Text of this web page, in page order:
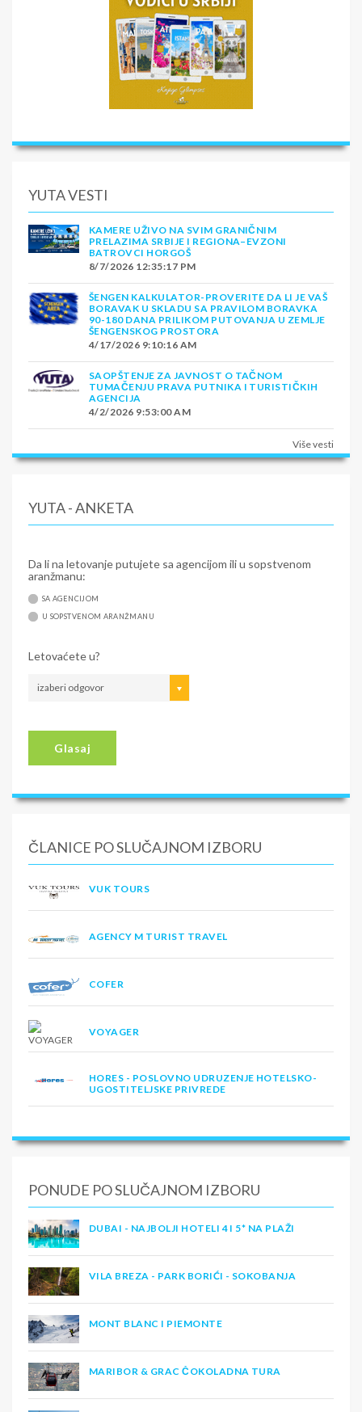
YUTA VESTI
KAMERE UŽIVO NA SVIM GRANIČNIM
PRELAZIMA SRBIJE I REGIONA–EVZONI
BATROVCI HORGOŠ
8/7/2026 12:35:17 PM
ŠENGEN KALKULATOR-PROVERITE DA LI JE VAŠ
BORAVAK U SKLADU SA PRAVILOM BORAVKA
90-180 DANA PRILIKOM PUTOVANJA U ZEMLJE
ŠENGENSKOG PROSTORA
4/17/2026 9:10:16 AM
SAOPŠTENJE ZA JAVNOST O TAČNOM
TUMAČENJU PRAVA PUTNIKA I TURISTIČKIH
AGENCIJA
4/2/2026 9:53:00 AM
Više vesti
YUTA - ANKETA
Da li na letovanje putujete sa agencijom ili u sopstvenom
aranžmanu:
SA AGENCIJOM
U SOPSTVENOM ARANŽMANU
Letovaćete u?
izaberi odgovor
Glasaj
ČLANICE PO SLUČAJNOM IZBORU
VUK TOURS
AGENCY M TURIST TRAVEL
COFER
VOYAGER
HORES - POSLOVNO UDRUZENJE HOTELSKO-
UGOSTITELJSKE PRIVREDE
PONUDE PO SLUČAJNOM IZBORU
DUBAI - NAJBOLJI HOTELI 4 I 5* NA PLAŽI
VILA BREZA - PARK BORIĆI - SOKOBANJA
MONT BLANC I PIEMONTE
MARIBOR & GRAC ČOKOLADNA TURA